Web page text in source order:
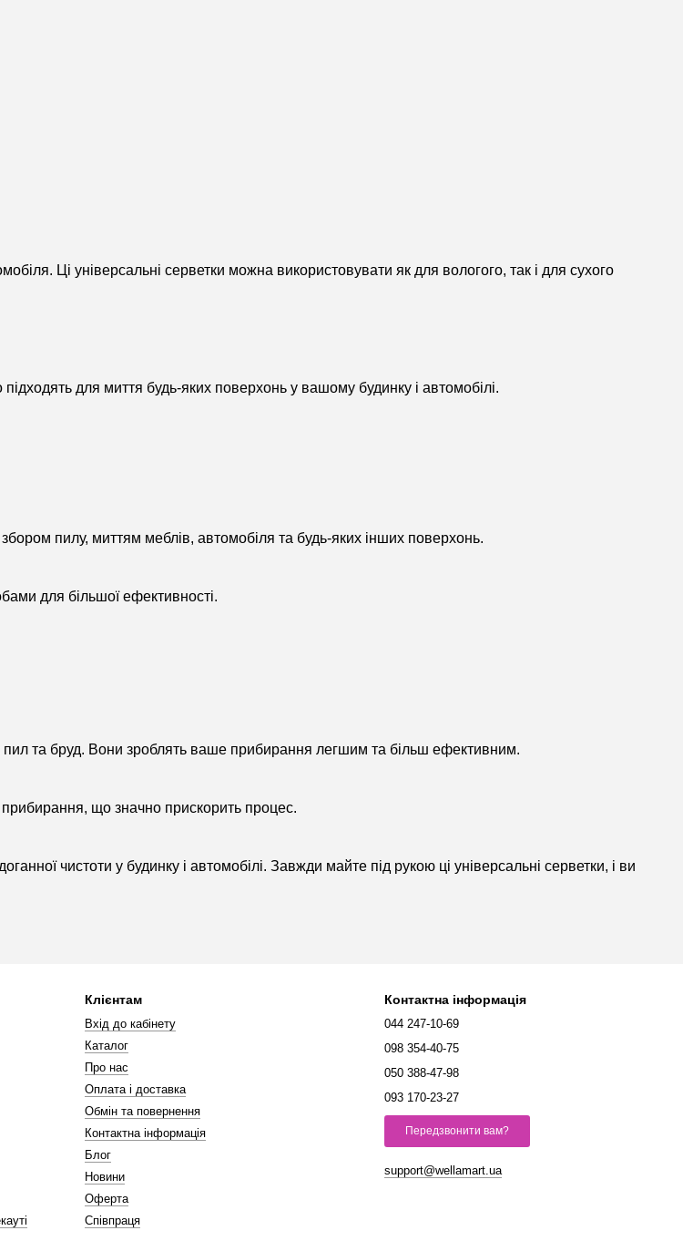
Ці універсальні серветки можна використовувати як для вологого, так і для сухого
для миття будь-яких поверхонь у вашому будинку і автомобілі.
збором пилу, миттям меблів, автомобіля та будь-яких інших поверхонь.
для більшої ефективності.
пил та бруд. Вони зроблять ваше прибирання легшим та більш ефективним.
прибирання, що значно прискорить процес.
чистоти у будинку і автомобілі. Завжди майте під рукою ці універсальні серветки, і ви
Клієнтам
Вхід до кабінету
Каталог
Про нас
Оплата і доставка
Обмін та повернення
Контактна інформація
Блог
Новини
Оферта
Співпраця
Контактна інформація
044 247-10-69
098 354-40-75
050 388-47-98
093 170-23-27
Передзвонити вам?
support@wellamart.ua